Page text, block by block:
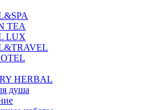
TEA
LUX
HERBAL
душа